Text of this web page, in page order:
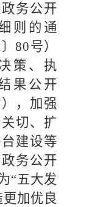
务公开
则的通
〕80号）
策、执
果公开
，加强
切、扩
建设等
务公开
“五大发
加优良